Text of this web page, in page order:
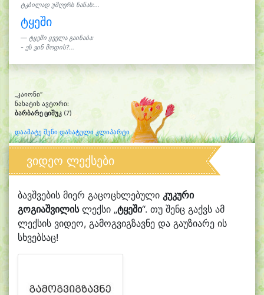
ტკბილად უმღერს ნანას:...
ტყეში
ტყეში ყველა გაინაბა:
- ეს ვინ მოდის?...
„კაიონი“
ნახატის ავტორი:
ბარბარე ციშუკ (7)
დაამატე შენი დახატული კლიპარტი
ვიდეო ლექსები
ბავშვების მიერ გაცოცხლებული კუკური
გოგიაშვილისლექსი „ტყეში“. თუ შენც გაქვს ამ
ლექსის ვიდეო, გამოგვიგზავნე და გაუზიარე ის
სხვებსაც!